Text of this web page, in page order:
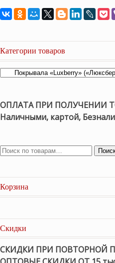
Категории товаров
ОПЛАТА ПРИ ПОЛУЧЕНИИ
Наличными, картой,
Корзина
Скидки
СКИДКИ ПРИ ПОВТОРНОЙ